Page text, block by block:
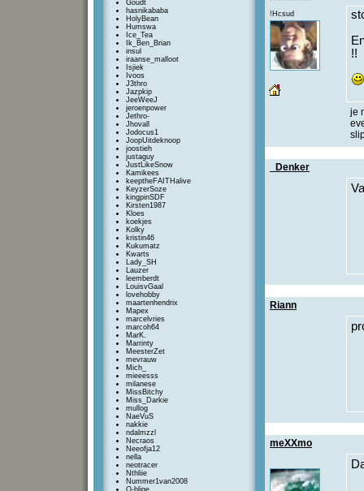
Goudt
hasnikababa
HolyBean
Humswa
Ice_Tea
Ik_Ben_Brian
insul
iraanse_malloot
Isjiek
Ivoos
J3thro
Jazpkip
JeeWeeJ
jeroenpower
Jethro-
Jhovall
Jodocus1
JoopUitdeknoop
joostieh
justaguy
JustLikeSnow
Kamikees
keeptheFAITHalive
KeyzerSoze
kingpinSDF
Kirsten1987
Kloes
koekjes
Kolky
kristin46
Kukumatz
Kwarts
Lady_SH
Lauzer
leemberdt
LouisvGaal
lovehobby
maartenhendrix
Mapex
marcelvries
marcoh64
MarK.
Marrinty
MeesterZet
mevrauw
Mich_
mieeesss
milanese
MissBitchy
Miss_Darkie
mullog
NaeVuS
nakkie
ndalmzzl
Necraos
Neeofja12
nella
neotracer
Nthliie
Nummer1van2008
O-blige
!Hcsud
!!
je
_Denker
Riann
meXXmo